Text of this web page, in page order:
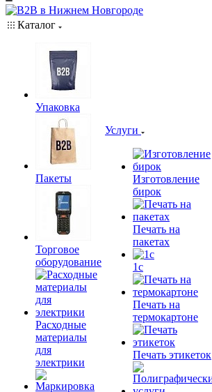
Каталог
Упаковка
Пакеты
Торговое
оборудование
Расходные
материалы
для
электрики
Услуги
Изготовление
бирок
Печать на
пакетах
1c
Печать на
термокартоне
Печать этикеток